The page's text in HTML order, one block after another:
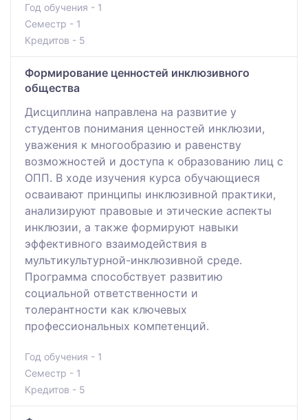
Год обучения - 1
Семестр - 1
Кредитов - 5
Формирование ценностей инклюзивного
общества
Дисциплина направлена на развитие у
студентов понимания ценностей инклюзии,
уважения к многообразию и равенству
возможностей и доступа к образованию лиц с
ОПП. В ходе изучения курса обучающиеся
осваивают принципы инклюзивной практики,
анализируют правовые и этические аспекты
инклюзии, а также формируют навыки
эффективного взаимодействия в
мультикультурной-инклюзивной среде.
Программа способствует развитию
социальной ответственности и
толерантности как ключевых
профессиональных компетенций.
Год обучения - 1
Семестр - 1
Кредитов - 5